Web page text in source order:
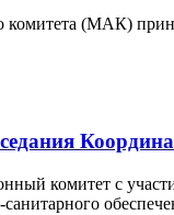
(МАК)
комитет с